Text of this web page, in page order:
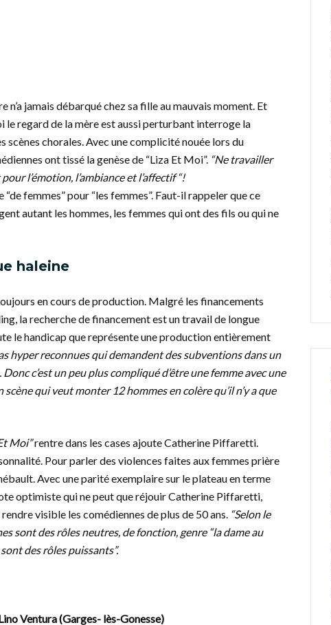
jamais débarqué chez sa fille au mauvais moment. Et
regard de la mère est aussi perturbant interroge la
scènes chorales. Avec une complicité nouée lors du
ont tissé la genèse de “Liza Et Moi”. “Ne travailler
l’émotion, l’ambiance et l’affectif “!
“de femmes” pour “les femmes”. Faut-il rappeler que ce
autant les hommes, les femmes qui ont des fils ou qui ne
haleine
en cours de production. Malgré les financements
la recherche de financement est un travail de longue
le handicap que représente une production entièrement
hyper reconnues qui demandent des subventions dans un
c’est un peu plus compliqué d’être une femme avec une
qui veut monter 12 hommes en colère qu’il n’y a que
Moi”rentre dans les cases ajoute Catherine Piffaretti.
Pour parler des violences faites aux femmes prière
Avec une parité exemplaire sur le plateau en terme
optimiste qui ne peut que réjouir Catherine Piffaretti,
visible les comédiennes de plus de 50 ans. “Selon le
sont des rôles neutres, de fonction, genre “la dame au
des rôles puissants”.
Ventura (Garges- lès-Gonesse)